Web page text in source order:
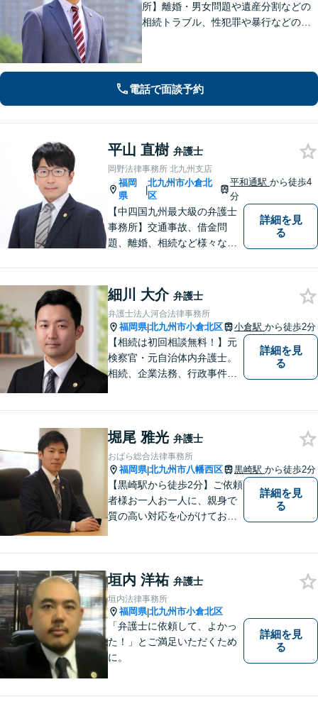
所】離婚・男女問題や遺産分割などの
相続トラブル、性犯罪や暴行などの刑
します【土日祝・当日対応可】
電話で面談予約
平山 直樹 弁護士
岡野法律事務所 北九州支店
福岡
県
|
北九州市小倉北
区
平和通駅から徒歩4
分
【中四国九州最大級の弁護士
事務所】交通事故、借金問
題、離婚、相続など様々な問
まずはお気軽にご相談くださ
い！
詳細を見
る
細川 大介 弁護士
弁護士法人河合法律事務所
福岡県|北九州市小倉北区 小倉駅 から徒歩2分
【相続は初回相談無料！】元
検察官・元自治体内弁護士。
相続、企業法務、行政事件、
詳細を見
る
堀尾 雅光 弁護士
おばら総合法律事務所
福岡県|北九州市八幡西区 黒崎駅 から徒歩2分
【黒崎駅から徒歩2分】ご依頼
者様お一人お一人に、親身で
質の高い対応を心がけており
応可能。英語での法律相談・
英文契約書の作成・チェック
も対応可能です。
詳細を見
る
垣内 洋祐 弁護士
垣内法律事務所
福岡県|北九州市小倉北区
「弁護士に依頼して、よかっ
た！」とご満足いただくため
に。
詳細を見
る